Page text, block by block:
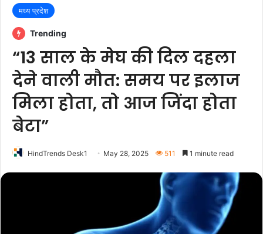
मध्य प्रदेश
Trending
“13 साल के मेघ की दिल दहला
देने वाली मौत: समय पर इलाज
मिला होता, तो आज जिंदा होता
बेटा”
HindTrends Desk1 May 28, 2025 511 1 minute read